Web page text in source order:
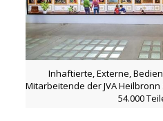
Inhaftierte, Externe,
Mitarbeitende der JVA
54.000